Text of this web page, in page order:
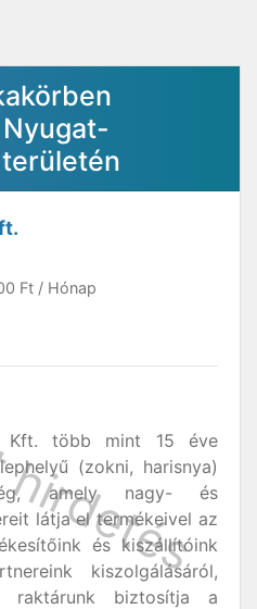
Ft / Hónap
Kft. több mint 15 éve
(zokni, harisnya)
amely nagy- és
látja el termékeivel az
és kiszállítóink
kiszolgálásáról,
raktárunk biztosítja a